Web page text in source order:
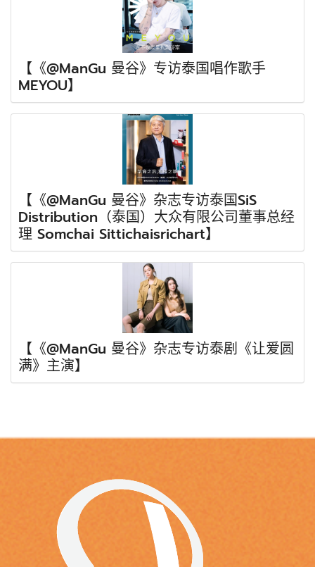
【《@ManGu 曼谷》专访泰国唱作歌手
MEYOU】
【《@ManGu 曼谷》杂志专访泰国SiS
Distribution（泰国）大众有限公司董事总经
理 Somchai Sittichaisrichart】
【《@ManGu 曼谷》杂志专访泰剧《让爱圆
满》主演】